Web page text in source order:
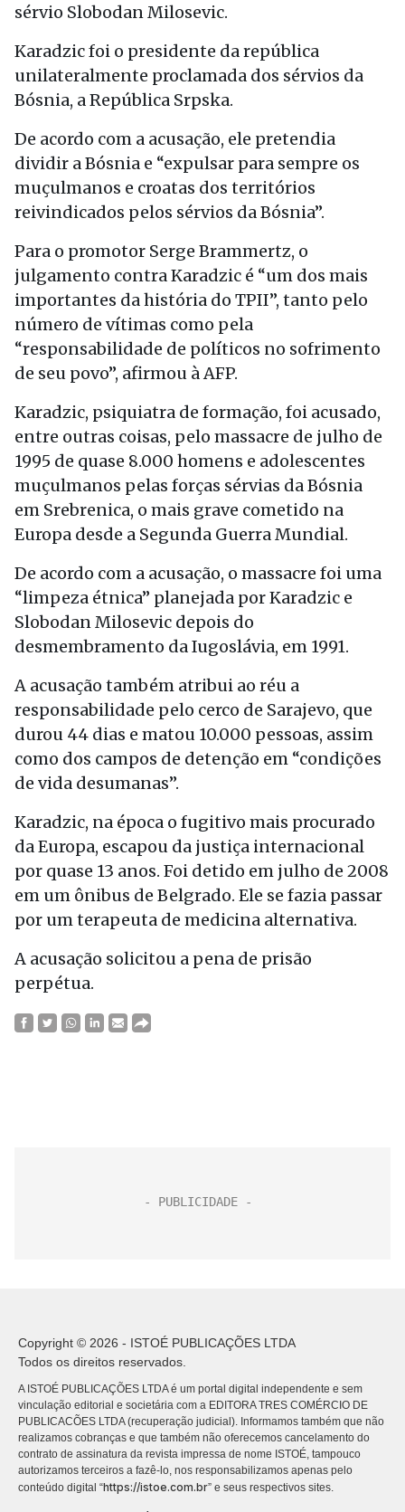
sérvio Slobodan Milosevic.
Karadzic foi o presidente da república
unilateralmente proclamada dos sérvios da
Bósnia, a República Srpska.
De acordo com a acusação, ele pretendia
dividir a Bósnia e “expulsar para sempre os
muçulmanos e croatas dos territórios
reivindicados pelos sérvios da Bósnia”.
Para o promotor Serge Brammertz, o
julgamento contra Karadzic é “um dos mais
importantes da história do TPII”, tanto pelo
número de vítimas como pela
“responsabilidade de políticos no sofrimento
de seu povo”, afirmou à AFP.
Karadzic, psiquiatra de formação, foi acusado,
entre outras coisas, pelo massacre de julho de
1995 de quase 8.000 homens e adolescentes
muçulmanos pelas forças sérvias da Bósnia
em Srebrenica, o mais grave cometido na
Europa desde a Segunda Guerra Mundial.
De acordo com a acusação, o massacre foi uma
“limpeza étnica” planejada por Karadzic e
Slobodan Milosevic depois do
desmembramento da Iugoslávia, em 1991.
A acusação também atribui ao réu a
responsabilidade pelo cerco de Sarajevo, que
durou 44 dias e matou 10.000 pessoas, assim
como dos campos de detenção em “condições
de vida desumanas”.
Karadzic, na época o fugitivo mais procurado
da Europa, escapou da justiça internacional
por quase 13 anos. Foi detido em julho de 2008
em um ônibus de Belgrado. Ele se fazia passar
por um terapeuta de medicina alternativa.
A acusação solicitou a pena de prisão
perpétua.
Copyright © 2026 - ISTOÉ PUBLICAÇÕES LTDA
Todos os direitos reservados.
A ISTOÉ PUBLICAÇÕES LTDA é um portal digital independente e sem
vinculação editorial e societária com a EDITORA TRES COMÉRCIO DE
PUBLICACÕES LTDA (recuperação judicial). Informamos também que não
realizamos cobranças e que também não oferecemos cancelamento do
contrato de assinatura da revista impressa de nome ISTOÉ, tampouco
autorizamos terceiros a fazê-lo, nos responsabilizamos apenas pelo
conteúdo digital “https://istoe.com.br” e seus respectivos sites.